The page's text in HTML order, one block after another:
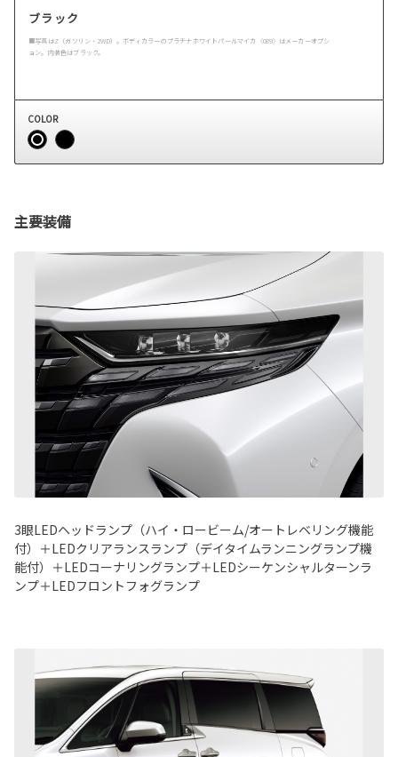
ブラック
■写真はZ（ガソリン・2WD）。ボディカラーのプラチナホワイトパールマイカ〈089〉はメーカーオプシ
ョン。内装色はブラック。
COLOR
主要装備
3眼LEDヘッドランプ（ハイ・ロービーム/オートレベリング機能
付）＋LEDクリアランスランプ（デイタイムランニングランプ機
能付）＋LEDコーナリングランプ＋LEDシーケンシャルターンラ
ンプ＋LEDフロントフォグランプ